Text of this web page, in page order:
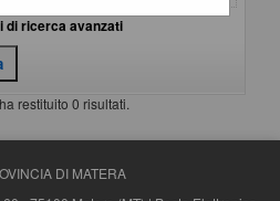
di ricerca avanzati
restituito 0 risultati.
DI MATERA